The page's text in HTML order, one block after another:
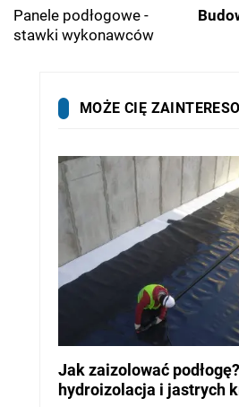
Panele podłogowe -
stawki wykonawców
MOŻE CIĘ
Jak zaizolować
hydroizolacja i jastrych